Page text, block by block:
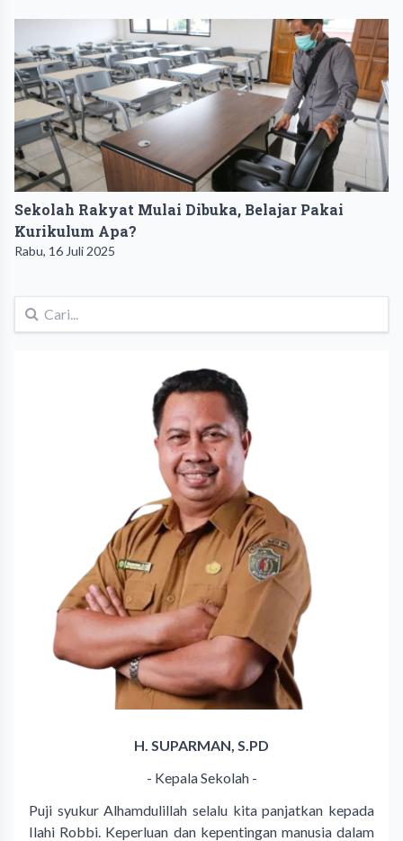
Sekolah Rakyat Mulai Dibuka, Belajar Pakai
Kurikulum Apa?
Rabu, 16 Juli 2025
H. SUPARMAN, S.PD
- Kepala Sekolah -
Puji syukur Alhamdulillah selalu kita panjatkan kepada
Ilahi Robbi. Keperluan dan kepentingan manusia dalam